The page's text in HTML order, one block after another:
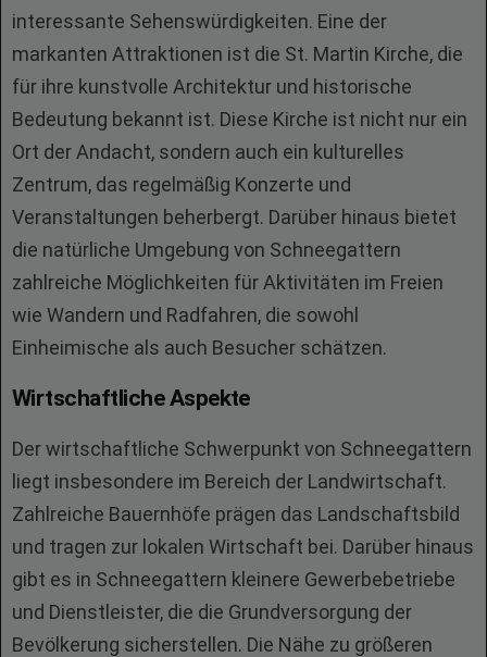
interessante Sehenswürdigkeiten. Eine der
markanten Attraktionen ist die St. Martin Kirche, die
für ihre kunstvolle Architektur und historische
Bedeutung bekannt ist. Diese Kirche ist nicht nur ein
Ort der Andacht, sondern auch ein kulturelles
Zentrum, das regelmäßig Konzerte und
Veranstaltungen beherbergt. Darüber hinaus bietet
die natürliche Umgebung von Schneegattern
zahlreiche Möglichkeiten für Aktivitäten im Freien
wie Wandern und Radfahren, die sowohl
Einheimische als auch Besucher schätzen.
Wirtschaftliche Aspekte
Der wirtschaftliche Schwerpunkt von Schneegattern
liegt insbesondere im Bereich der Landwirtschaft.
Zahlreiche Bauernhöfe prägen das Landschaftsbild
und tragen zur lokalen Wirtschaft bei. Darüber hinaus
gibt es in Schneegattern kleinere Gewerbebetriebe
und Dienstleister, die die Grundversorgung der
Bevölkerung sicherstellen. Die Nähe zu größeren